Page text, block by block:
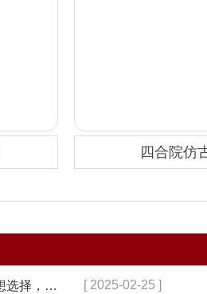
四合院仿
仿古门窗是寺庙建筑中的理想选择，换一次用终生【冠墅阳光】 [ 2025-02-25 ]